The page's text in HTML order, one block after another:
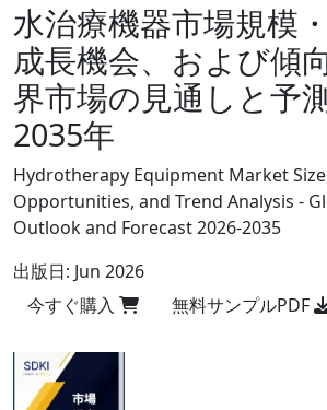
水治療機器市場規模
成長機会、および傾
界市場の見通しと予
2035年
Hydrotherapy Equipment Market
Opportunities, and Trend Analysis -
Outlook and Forecast 2026-2035
出版日: Jun 2026
今すぐ購入
無料サンプルPDF